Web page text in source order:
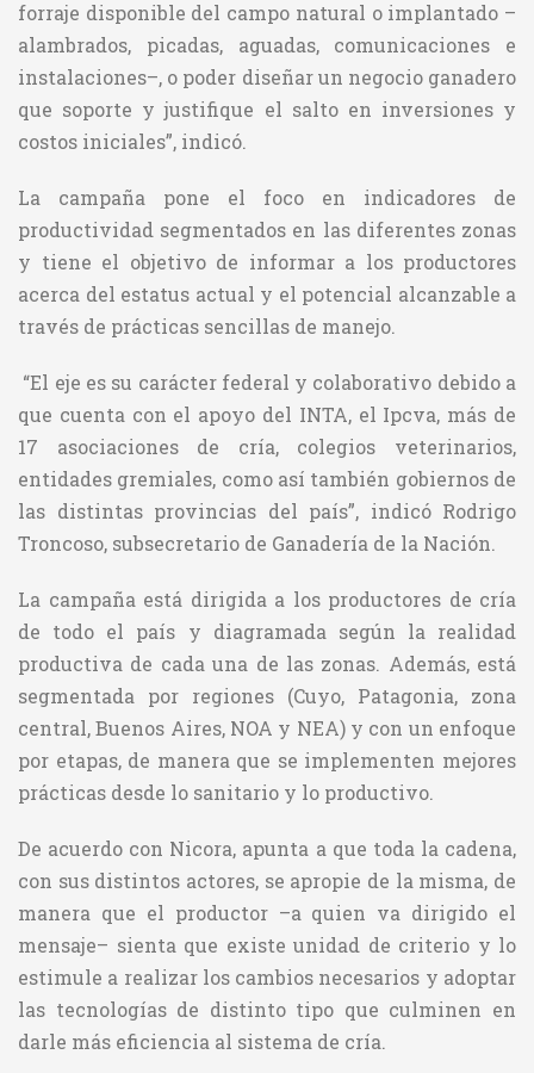
forraje disponible del campo natural o implantado –
alambrados, picadas, aguadas, comunicaciones e
instalaciones–, o poder diseñar un negocio ganadero
que soporte y justifique el salto en inversiones y
costos iniciales”, indicó.
La campaña pone el foco en indicadores de
productividad segmentados en las diferentes zonas
y tiene el objetivo de informar a los productores
acerca del estatus actual y el potencial alcanzable a
través de prácticas sencillas de manejo.
“El eje es su carácter federal y colaborativo debido a
que cuenta con el apoyo del INTA, el Ipcva, más de
17 asociaciones de cría, colegios veterinarios,
entidades gremiales, como así también gobiernos de
las distintas provincias del país”, indicó Rodrigo
Troncoso, subsecretario de Ganadería de la Nación.
La campaña está dirigida a los productores de cría
de todo el país y diagramada según la realidad
productiva de cada una de las zonas. Además, está
segmentada por regiones (Cuyo, Patagonia, zona
central, Buenos Aires, NOA y NEA) y con un enfoque
por etapas, de manera que se implementen mejores
prácticas desde lo sanitario y lo productivo.
De acuerdo con Nicora, apunta a que toda la cadena,
con sus distintos actores, se apropie de la misma, de
manera que el productor –a quien va dirigido el
mensaje– sienta que existe unidad de criterio y lo
estimule a realizar los cambios necesarios y adoptar
las tecnologías de distinto tipo que culminen en
darle más eficiencia al sistema de cría.